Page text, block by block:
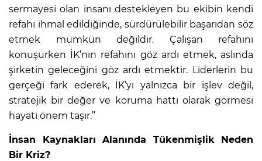
sermayesi olan insanı destekleyen bu ekibin kendi
refahı ihmal edildiğinde, sürdürülebilir başarıdan söz
etmek mümkün değildir. Çalışan refahını
konuşurken İK’nın refahını göz ardı etmek, aslında
şirketin geleceğini göz ardı etmektir. Liderlerin bu
gerçeği fark ederek, İK’yı yalnızca bir işlev değil,
stratejik bir değer ve koruma hattı olarak görmesi
hayati önem taşır.”
İnsan Kaynakları Alanında Tükenmişlik Neden
Bir Kriz?